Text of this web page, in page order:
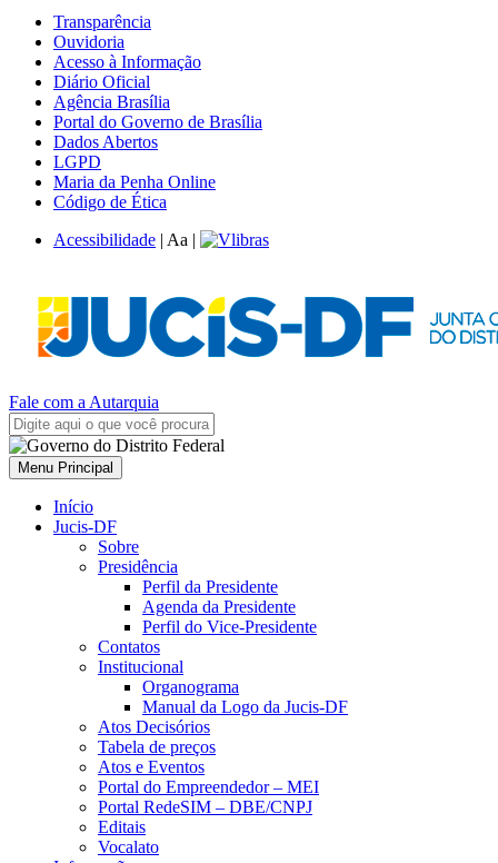
Transparência
Ouvidoria
Acesso à Informação
Diário Oficial
Agência Brasília
Portal do Governo de Brasília
Dados Abertos
LGPD
Maria da Penha Online
Código de Ética
Acessibilidade | Aa |
Fale com a Autarquia
Menu Principal
Início
Jucis-DF
Sobre
Presidência
Perfil da Presidente
Agenda da Presidente
Perfil do Vice-Presidente
Contatos
Institucional
Organograma
Manual da Logo da Jucis-DF
Atos Decisórios
Tabela de preços
Atos e Eventos
Portal do Empreendedor – MEI
Portal RedeSIM – DBE/CNPJ
Editais
Vocalato